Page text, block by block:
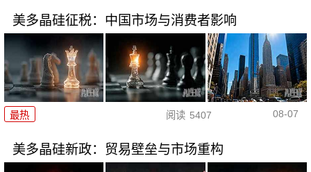
美多晶硅征税：中国市场与消费者影响
最热 阅读 5407 08-07
美多晶硅新政：贸易壁垒与市场重构